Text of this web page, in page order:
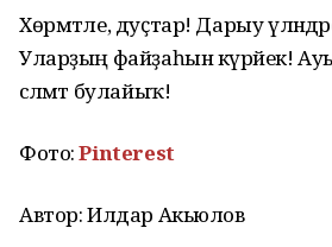
Хөрмәтле, дуҫтар! Дарыу
Уларҙың файҙаһын күрәйек!
сәләмәт булайыҡ!
Фото:Pinterest
Автор: Илдар Акьюлов